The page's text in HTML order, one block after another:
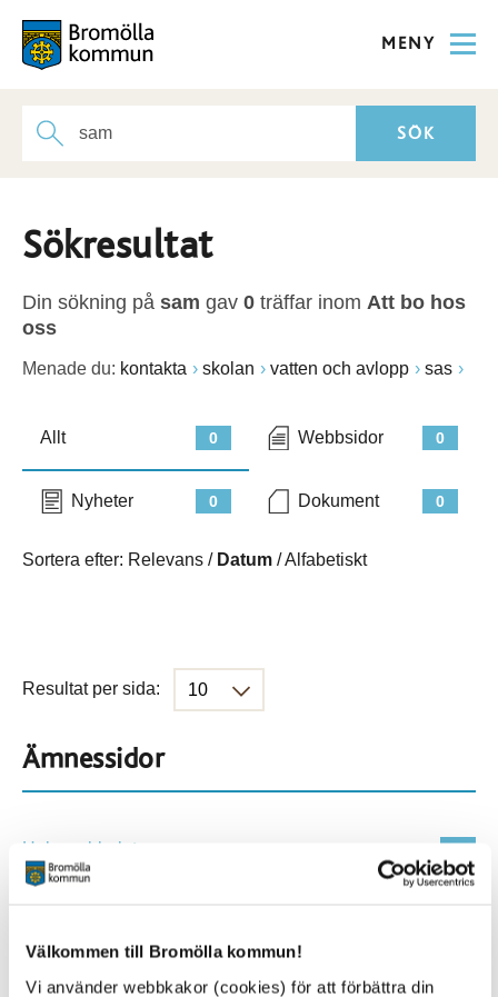
Välkommen till Bromölla kommun!
Vi använder webbkakor (cookies) för att förbättra din
MENY
Sökresultat
Din sökning på sam gav 0 träffar inom Att bo hos
oss
Menade du: kontakta skolan vatten och avlopp sas
0
Allt 0
Webbsidor
0
Nyheter 0
Dokument
Sortera efter: Relevans / Datum /Alfabetiskt
Resultat per sida:
Ämnessidor
410
Hela webbplatsen